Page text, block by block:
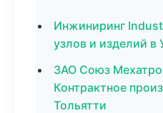
Инжиниринг
узлов и изделий в
ЗАО Союз
Контрактное
Тольятти